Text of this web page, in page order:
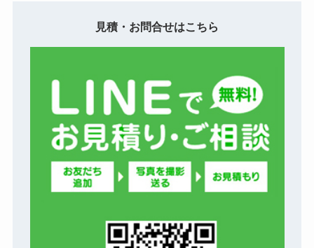
見積・お問合せはこちら